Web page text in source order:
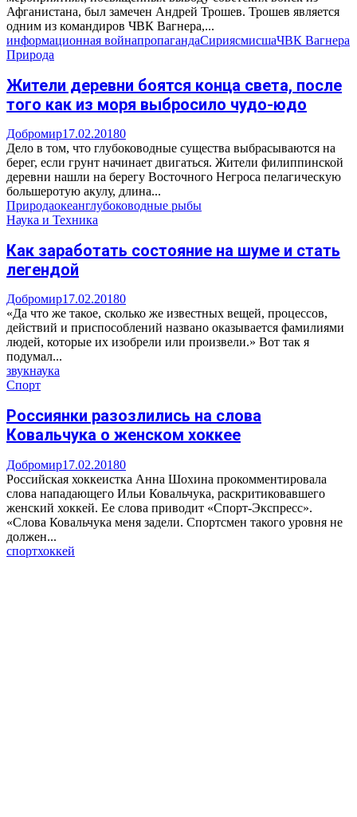
Афганистана, был замечен Андрей Трошев. Трошев является
одним из командиров ЧВК Вагнера,...
информационная войнапропагандаСириясмисшаЧВК Вагнера
Природа
Жители деревни боятся конца света, после
того как из моря выбросило чудо-юдо
Добромир17.02.20180
Дело в том, что глубоководные существа выбрасываются на
берег, если грунт начинает двигаться. Жители филиппинской
деревни нашли на берегу Восточного Негроса пелагическую
большеротую акулу, длина...
Природаокеанглубоководные рыбы
Наука и Техника
Как заработать состояние на шуме и стать
легендой
Добромир17.02.20180
«Да что же такое, сколько же известных вещей, процессов,
действий и приспособлений названо оказывается фамилиями
людей, которые их изобрели или произвели.» Вот так я
подумал...
звукнаука
Спорт
Россиянки разозлились на слова
Ковальчука о женском хоккее
Добромир17.02.20180
Российская хоккеистка Анна Шохина прокомментировала
слова нападающего Ильи Ковальчука, раскритиковавшего
женский хоккей. Ее слова приводит «Спорт-Экспресс».
«Слова Ковальчука меня задели. Спортсмен такого уровня не
должен...
спортхоккей